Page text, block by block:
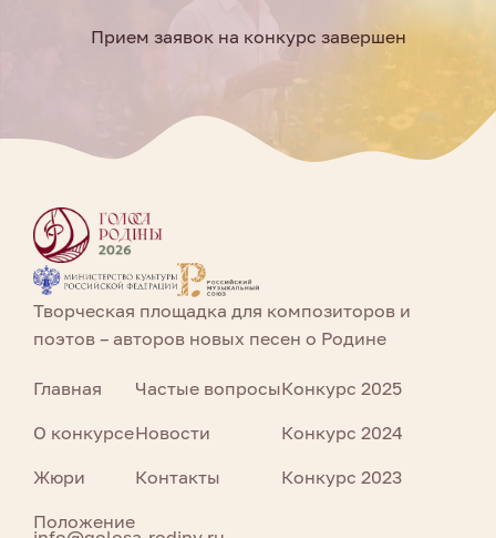
Прием заявок на конкурс завершен
Творческая площадка для композиторов и
поэтов – авторов новых песен о Родине
Главная
О конкурсе
Жюри
Положение
Частые вопросы
Новости
Контакты
Конкурс 2025
Конкурс 2024
Конкурс 2023